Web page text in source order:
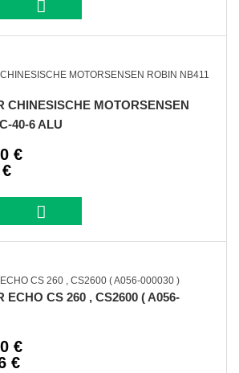
CHINESISCHE MOTORSENSEN
40-6 ALU
€
ECHO CS 260 , CS2600 ( A056-
€
€